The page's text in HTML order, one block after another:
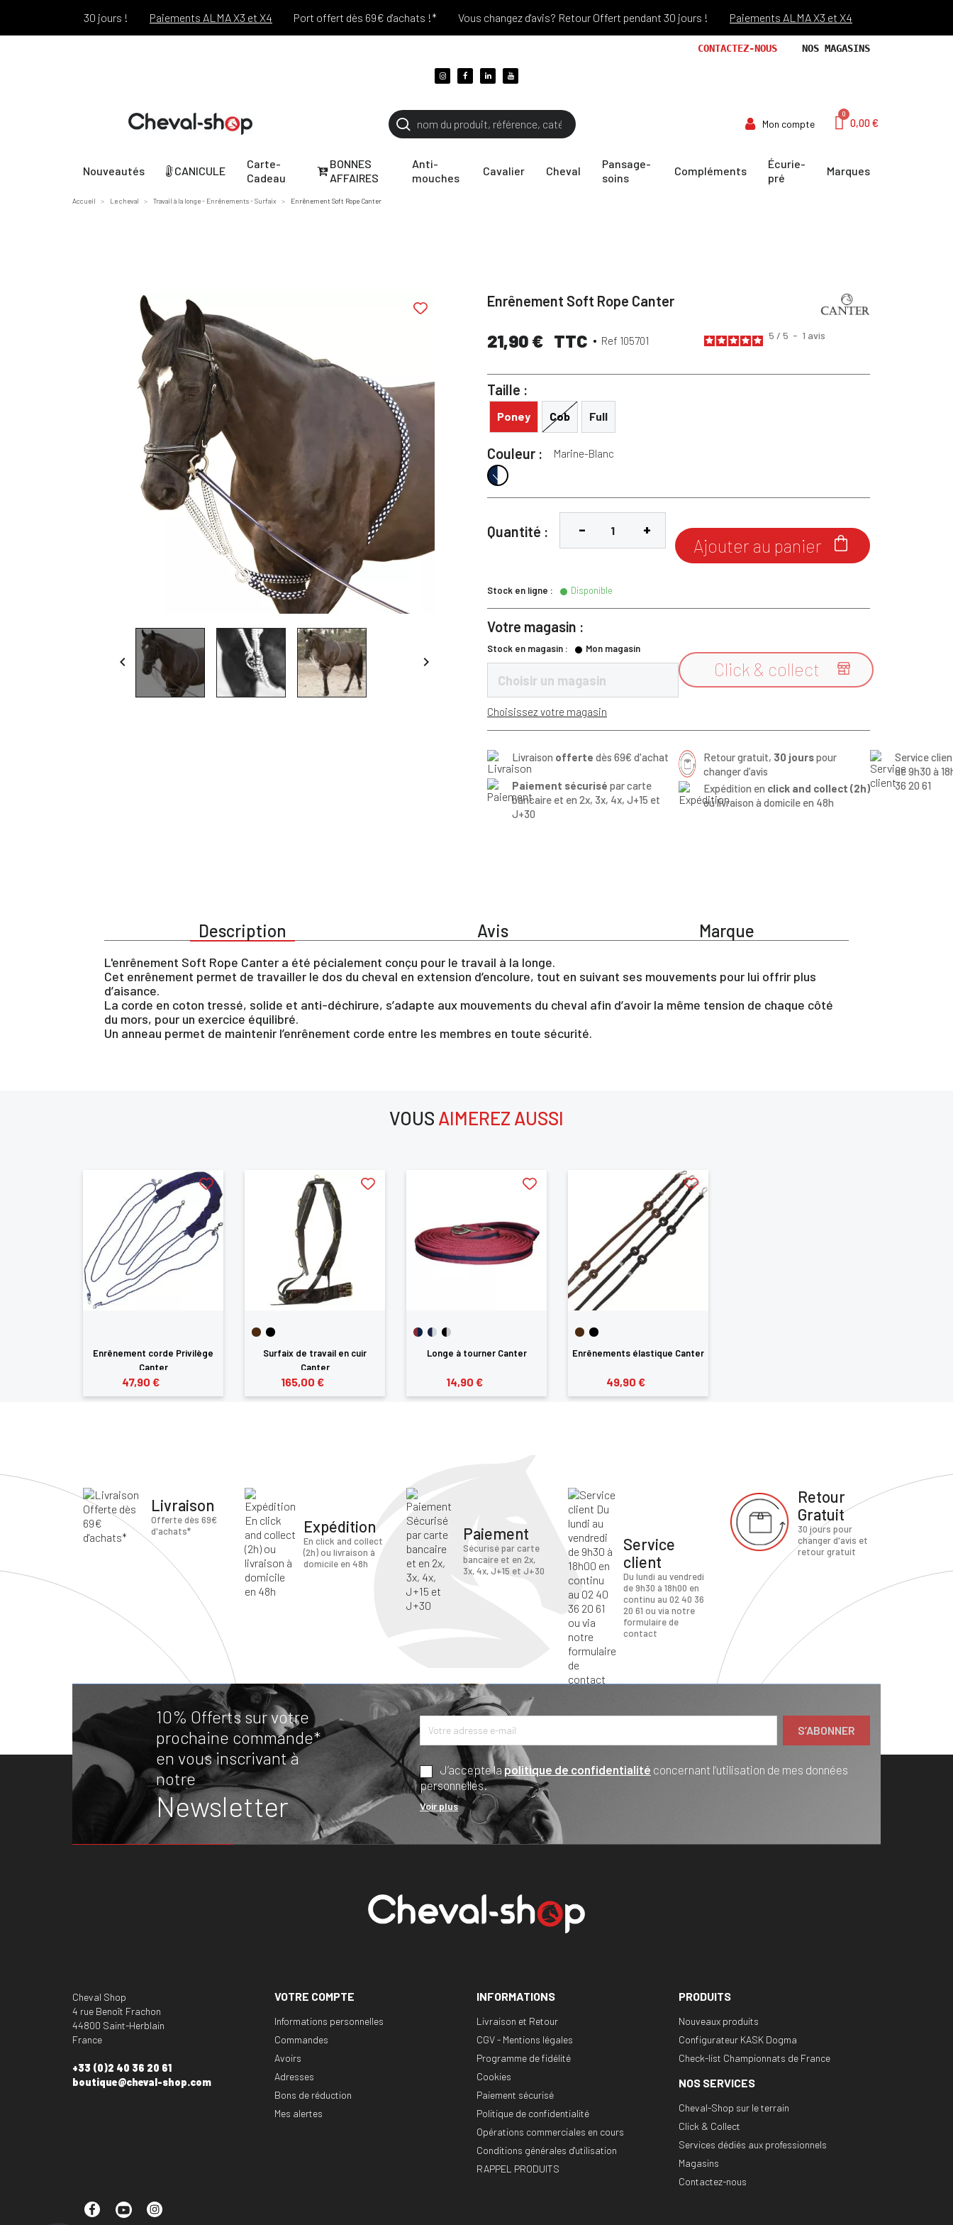
pendant 30 jours ! Paiements ALMA X3 et X4 Port offert dès 69€ d'achats !* Vous changez d'avis? Retour Offert pendant 30 jours ! Paiements ALMA X3 et X4 Port offert dès 69€
CONTACTEZ-NOUS NOS MAGASINS
Mon compte 0,00 €
Nouveautés CANICULE
Carte-
Cadeau
BONNES
AFFAIRES
Anti-
mouches
Cavalier Cheval
Pansage-
soins
Compléments
Écurie-
pré
Marques
Accueil Le cheval Travail à la longe - Enrênements - Surfaix Enrênement Soft Rope Canter
 
Enrênement Soft Rope Canter
21,90 € TTC Ref 105701 5 / 5 - 1 avis
Taille :
Poney Cob Full
Couleur : Marine-Blanc
Marine-Blanc
Quantité :
Stock en ligne : Disponible

Ajouter au panier
Votre magasin :
Stock en magasin : Mon magasin
Choisir un magasin
Choisissez votre magasin

Click & collect
Livraison offerte dès 69€ d'achat
Paiement sécurisé par carte
bancaire et en 2x, 3x, 4x, J+15 et
J+30
Retour gratuit, 30 jourspour
changer d’avis
Expédition en click and collect (2h)
ou livraison à domicile en 48h
Service
de 9h30 à
36 20 61
Description Avis Marque
L'enrênement Soft Rope Canter a été pécialement conçu pour le travail à la longe.
Cet enrênement permet de travailler le dos du cheval en extension d’encolure, tout en suivant ses mouvements pour lui offrir plus
d’aisance.
La corde en coton tressé, solide et anti-déchirure, s’adapte aux mouvements du cheval afin d’avoir la même tension de chaque côté
du mors, pour un exercice équilibré.
Un anneau permet de maintenir l’enrênement corde entre les membres en toute sécurité.
VOUS AIMEREZ AUSSI
Enrênement corde Privilège
Canter
47,90 €
Surfaix de travail en cuir
Canter
165,00 €
Longe à tourner Canter
14,90 €
Enrênements élastique Canter
49,90 €
Livraison
Offerte dès 69€
d'achats*
Expédition
En click and collect
(2h) ou livraison à
domicile en 48h
Paiement
Sécurisé par carte
bancaire et en 2x,
3x, 4x, J+15 et J+30
Service
client
Du lundi au vendredi
de 9h30 à 18h00 en
continu au 02 40 36
20 61 ou via notre
formulaire de
contact
Retour
Gratuit
30 jours pour
changer d'avis et
retour gratuit
10% Offerts sur votre
prochaine commande*
en vous inscrivant à
notre
Newsletter
J’accepte la politique de confidentialité concernant l’utilisation de mes données
personnelles.
Voir plus
Cheval Shop
4 rue Benoît Frachon
44800 Saint-Herblain
France
+33 (0)2 40 36 20 61
boutique@cheval-shop.com
VOTRE COMPTE
Informations personnelles
Commandes
Avoirs
Adresses
Bons de réduction
Mes alertes
INFORMATIONS
Livraison et Retour
CGV - Mentions légales
Programme de fidélité
Cookies
Paiement sécurisé
Politique de confidentialité
Opérations commerciales en cours
Conditions générales d'utilisation
RAPPEL PRODUITS
PRODUITS
Nouveaux produits
Configurateur KASK Dogma
Check-list Championnats de France
NOS SERVICES
Cheval-Shop sur le terrain
Click & Collect
Services dédiés aux professionnels
Magasins
Contactez-nous
FacebookYouTube
Vous devez être connecté pour enregistrer des produits dans votre liste
ANNULER